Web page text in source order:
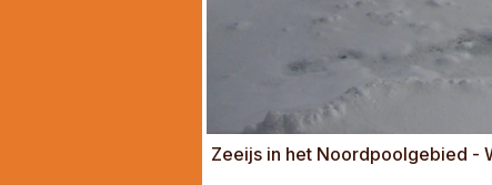
Zeeijs in het Noordpoolgebied -